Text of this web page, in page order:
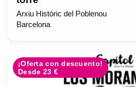
Arxiu Històric del Poblenou
Barcelona
¡Oferta con descuento!
Desde 23 €